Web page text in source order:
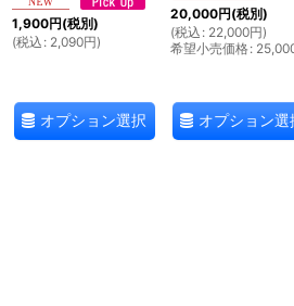
1,900円(税別)
(税込 : 2,090円)
オプション選択
20,000円(税別)
(税込 : 22,000円)
希望小売価格:
オプション選